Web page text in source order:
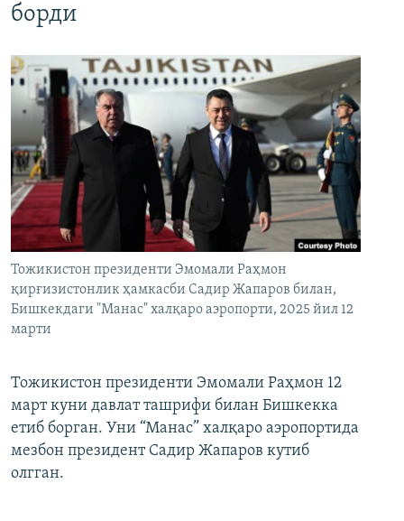
борди
Тожикистон президенти Эмомали Раҳмон
қирғизистонлик ҳамкасби Садир Жапаров билан,
Бишкекдаги "Манас" халқаро аэропорти, 2025 йил 12
марти
Тожикистон президенти Эмомали Раҳмон 12
март куни давлат ташрифи билан Бишкекка
етиб борган. Уни “Манас” халқаро аэропортида
мезбон президент Садир Жапаров кутиб
олгган.